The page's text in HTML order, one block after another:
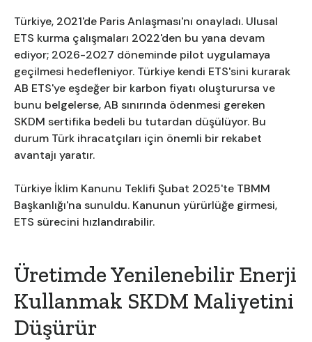
Türkiye, 2021'de Paris Anlaşması'nı onayladı. Ulusal
ETS kurma çalışmaları 2022'den bu yana devam
ediyor; 2026-2027 döneminde pilot uygulamaya
geçilmesi hedefleniyor. Türkiye kendi ETS'sini kurarak
AB ETS'ye eşdeğer bir karbon fiyatı oluşturursa ve
bunu belgelerse, AB sınırında ödenmesi gereken
SKDM sertifika bedeli bu tutardan düşülüyor. Bu
durum Türk ihracatçıları için önemli bir rekabet
avantajı yaratır.
Türkiye İklim Kanunu Teklifi Şubat 2025'te TBMM
Başkanlığı'na sunuldu. Kanunun yürürlüğe girmesi,
ETS sürecini hızlandırabilir.
Üretimde Yenilenebilir Enerji
Kullanmak SKDM Maliyetini
Düşürür